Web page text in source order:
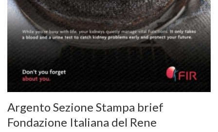
Argento Sezione Stampa brief
Fondazione Italiana del Rene